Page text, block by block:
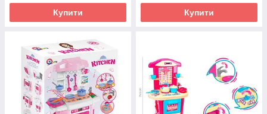
Купити Купити